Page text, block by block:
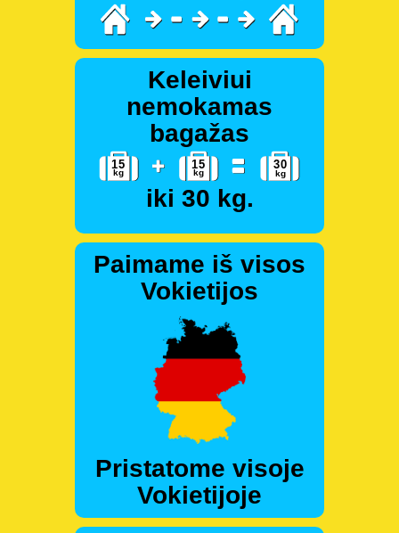
Keleiviui
nemokamas
bagažas
iki 30 kg.
Paimame iš visos
Vokietijos
Pristatome visoje
Vokietijoje